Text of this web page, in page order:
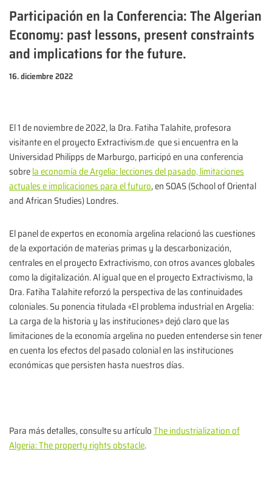
Participación en la Conferencia: The Algerian
Economy: past lessons, present constraints
and implications for the future.
16. diciembre 2022
El 1 de noviembre de 2022, la Dra. Fatiha Talahite, profesora
visitante en el proyecto Extractivism.de que si encuentra en la
Universidad Philipps de Marburgo, participó en una conferencia
sobrela economía de Argelia: lecciones del pasado, limitaciones
actuales e implicaciones para el futuro, en SOAS (School of Oriental
and African Studies) Londres.
El panel de expertos en economía argelina relacionó las cuestiones
de la exportación de materias primas y la descarbonización,
centrales en el proyecto Extractivismo, con otros avances globales
como la digitalización. Al igual que en el proyecto Extractivismo, la
Dra. Fatiha Talahite reforzó la perspectiva de las continuidades
coloniales. Su ponencia titulada «El problema industrial en Argelia:
La carga de la historia y las instituciones» dejó claro que las
limitaciones de la economía argelina no pueden entenderse sin tener
en cuenta los efectos del pasado colonial en las instituciones
económicas que persisten hasta nuestros días.
Para más detalles, consulte su artículoThe industrialization of
Algeria: The property rights obstacle.